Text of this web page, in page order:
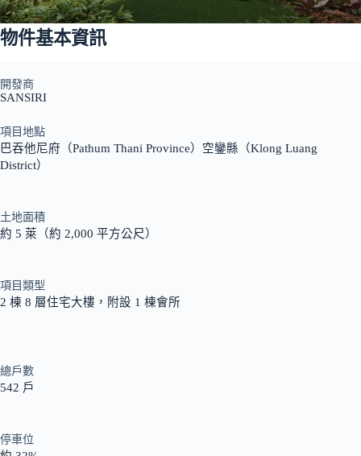
物件基本資訊
開發商
SANSIRI
項目地點
巴吞他尼府（Pathum Thani Province）空鑾縣（Klong Luang
District）
土地面積
約 5 萊（約 2,000 平方公尺）
項目類型
2 棟 8 層住宅大樓，附設 1 棟會所
總戶數
542 戶
停車位